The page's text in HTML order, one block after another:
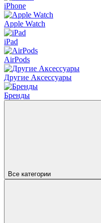
iPhone
Apple Watch
iPad
AirPods
Другие Аксессуары
Бренды
Все категории